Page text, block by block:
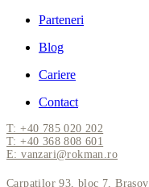
Parteneri
Blog
Cariere
Contact
T: +40 785 020 202
T: +40 368 808 601
E: vanzari@rokman.ro
Carpaților 93, bloc 7, Brașov,